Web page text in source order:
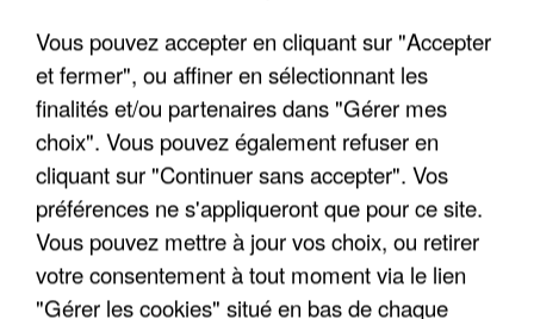
UN SECOND CADRE DE LA DZ MAFIA
INTERPELLÉ EN ALGÉRIE
Vous pouvez accepter en cliquant sur "Accepter
et fermer", ou affiner en sélectionnant les
finalités et/ou partenaires dans "Gérer mes
choix". Vous pouvez également refuser en
cliquant sur "Continuer sans accepter". Vos
préférences ne s'appliqueront que pour ce site.
Vous pouvez mettre à jour vos choix, ou retirer
votre consentement à tout moment via le lien
"Gérer les cookies" situé en bas de chaque